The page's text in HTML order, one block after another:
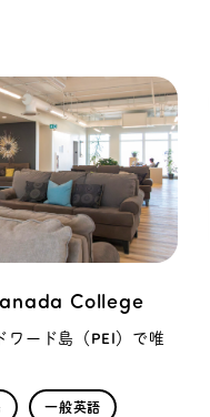
College
ワード島（PEI）で唯
一般英語